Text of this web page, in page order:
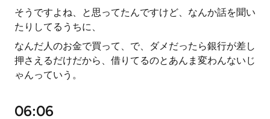
そうですよね、と思ってたんですけど、なんか話を聞い
たりしてるうちに、
なんだ人のお金で買って、で、ダメだったら銀行が差し
押さえるだけだから、借りてるのとあんま変わんないじ
ゃんっていう。
06:06